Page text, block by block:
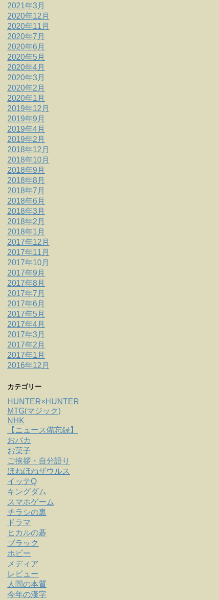
2021年3月
2020年12月
2020年11月
2020年7月
2020年6月
2020年5月
2020年4月
2020年3月
2020年2月
2020年1月
2019年12月
2019年9月
2019年4月
2019年2月
2018年12月
2018年10月
2018年9月
2018年8月
2018年7月
2018年6月
2018年3月
2018年2月
2018年1月
2017年12月
2017年11月
2017年10月
2017年9月
2017年8月
2017年7月
2017年6月
2017年5月
2017年4月
2017年3月
2017年2月
2017年1月
2016年12月
カテゴリー
HUNTER×HUNTER
MTG(マジック)
NHK
【ニュース備忘録】
おバカ
お菓子
ご挨拶・自分語り
ほねほねザウルス
イッテQ
キングダム
スマホゲーム
チラシの裏
ドラマ
ヒカルの碁
ブラック
ホビー
メディア
レビュー
人間の本質
今年の漢字